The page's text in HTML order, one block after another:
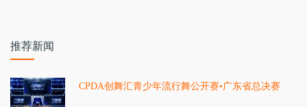
推荐新闻
CPDA创舞汇青少年流行舞公开赛•广东省总决赛